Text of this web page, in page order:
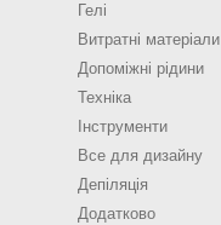
Гелі
Витратні матеріали
Допоміжні рідини
Техніка
Інструменти
Все для дизайну
Депіляція
Додатково